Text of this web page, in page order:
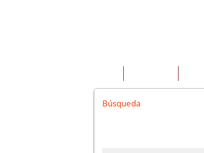
Búsqueda